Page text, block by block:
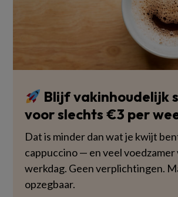
Blijf vakinhoudelijk
voor slechts €3 per
Dat is minder dan wat je kwijt
cappuccino — en veel voedzamer
werkdag. Geen verplichtingen.
opzegbaar.